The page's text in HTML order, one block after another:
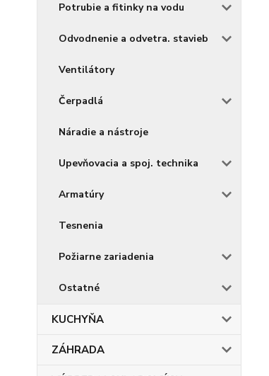
Potrubie a fitinky na vodu
Odvodnenie a odvetra. stavieb
Ventilátory
Čerpadlá
Náradie a nástroje
Upevňovacia a spoj. technika
Armatúry
Tesnenia
Požiarne zariadenia
Ostatné
KUCHYŇA
ZÁHRADA